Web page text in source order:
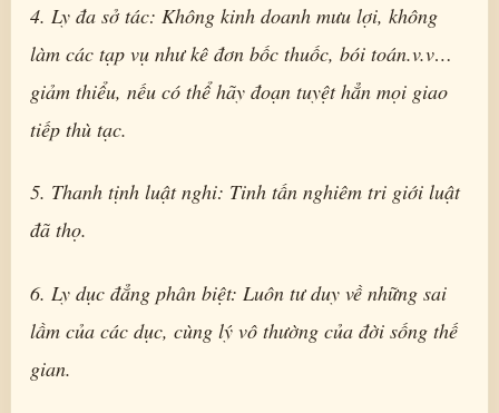
4. Ly đa sở tác: Không kinh doanh mưu lợi, không
làm các tạp vụ như kê đơn bốc thuốc, bói toán.v.v…
giảm thiểu, nếu có thể hãy đoạn tuyệt hẳn mọi giao
tiếp thù tạc.
5. Thanh tịnh luật nghi: Tinh tấn nghiêm tri giới luật
đã thọ.
6. Ly dục đẳng phân biệt: Luôn tư duy về những sai
lầm của các dục, cùng lý vô thường của đời sống thế
gian.